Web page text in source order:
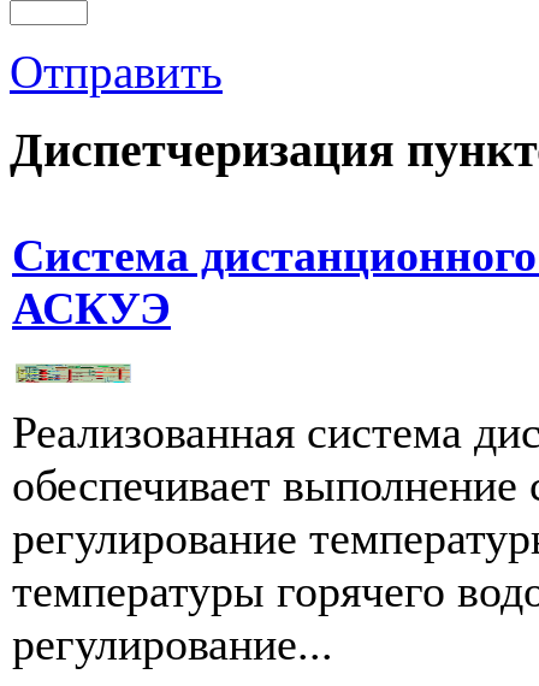
Отправить
Диспетчеризация
Система
АСКУЭ
Реализованная система
обеспечивает
регулирование
температуры горячего
регулирование...